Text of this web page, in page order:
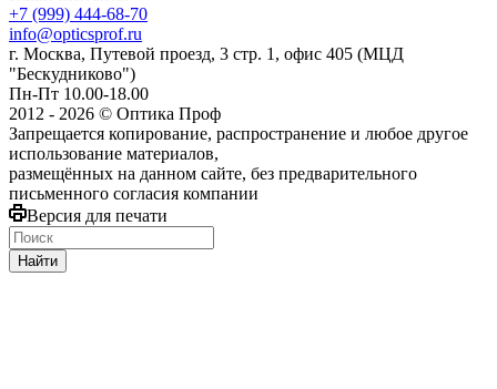
+7 (999) 444-68-70
info@opticsprof.ru
г. Москва, Путевой проезд, 3 стр. 1, офис 405 (МЦД
"Бескудниково")
Пн-Пт 10.00-18.00
2012 - 2026 © Оптика Проф
Запрещается копирование, распространение и любое другое
использование материалов,
размещённых на данном сайте, без предварительного
письменного согласия компании
Версия для печати
Найти